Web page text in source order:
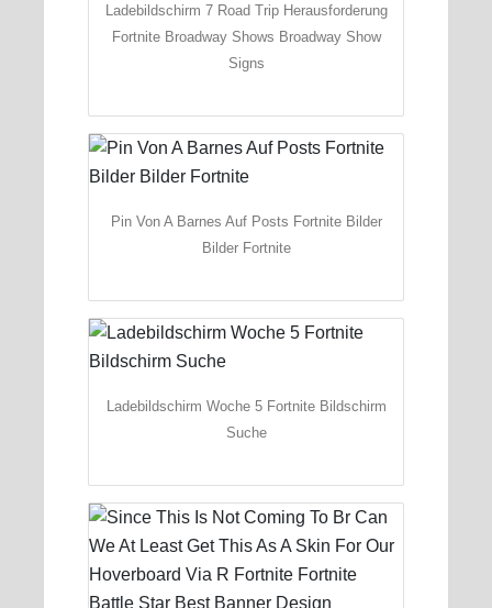
Ladebildschirm 7 Road Trip Herausforderung
Fortnite Broadway Shows Broadway Show
Signs
Pin Von A Barnes Auf Posts Fortnite Bilder
Bilder Fortnite
Ladebildschirm Woche 5 Fortnite Bildschirm
Suche